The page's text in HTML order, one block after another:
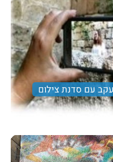
עם סדנת צילום
קליל ומהנה, נסיעה עם רכבי